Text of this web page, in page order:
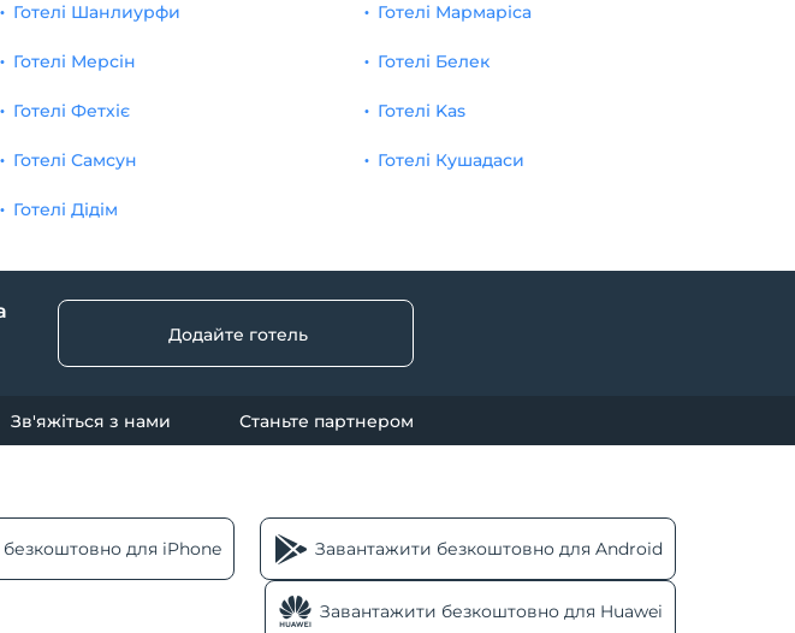
Готелі Шанлиурфи
Готелі Мерсін
Готелі Фетхіє
Готелі Самсун
Готелі Дідім
Готелі Мармаріса
Готелі Белек
Готелі Kas
Готелі Кушадаси
Додайте готель
Зв'яжіться з нами Станьте партнером
для iPhone Завантажити безкоштовно для Android
Завантажити безкоштовно для Huawei